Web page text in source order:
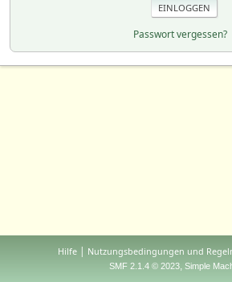
Passwort vergessen?
Hilfe | Nutzungsbedingungen und
SMF 2.1.4 © 2023, Simple